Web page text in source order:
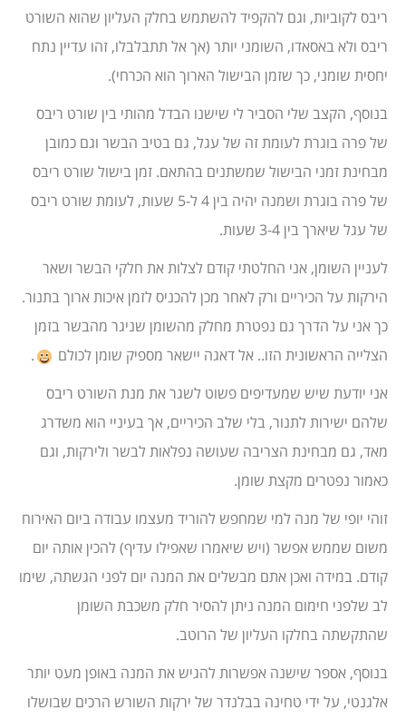
ריבס לקוביות, וגם להקפיד להשתמש בחלק העליון שהוא השורט
ריבס ולא באסאדו, השומני יותר (אך אל תתבלבלו, זהו עדיין נתח
יחסית שומני, כך שזמן הבישול הארוך הוא הכרחי).
בנוסף, הקצב שלי הסביר לי שישנו הבדל מהותי בין שורט ריבס
של פרה בוגרת לעומת זה של עגל, גם בטיב הבשר וגם כמובן
מבחינת זמני הבישול שמשתנים בהתאם. זמן בישול שורט ריבס
של פרה בוגרת ושמנה יהיה בין 4 ל-5 שעות, לעומת שורט ריבס
של עגל שיארך בין 3-4 שעות.
לעניין השומן, אני החלטתי קודם לצלות את חלקי הבשר ושאר
הירקות על הכיריים ורק לאחר מכן להכניס לזמן איכות ארוך בתנור.
כך אני על הדרך גם נפטרת מחלק מהשומן שניגר מהבשר בזמן
הצלייה הראשונית הזו.. אל דאגה יישאר מספיק שומן לכולם
.
אני יודעת שיש שמעדיפים פשוט לשגר את מנת השורט ריבס
שלהם ישירות לתנור, בלי שלב הכיריים, אך בעיניי הוא משדרג
מאד, גם מבחינת הצריבה שעושה נפלאות לבשר ולירקות, וגם
כאמור נפטרים מקצת שומן.
זוהי יופי של מנה למי שמחפש להוריד מעצמו עבודה ביום האירוח
משום שממש אפשר (ויש שיאמרו שאפילו עדיף) להכין אותה יום
קודם. במידה ואכן אתם מבשלים את המנה יום לפני הגשתה, שימו
לב שלפני חימום המנה ניתן להסיר חלק משכבת השומן
שהתקשתה בחלקו העליון של הרוטב.
בנוסף, אספר שישנה אפשרות להגיש את המנה באופן מעט יותר
אלגנטי, על ידי טחינה בבלנדר של ירקות השורש הרכים שבושלו